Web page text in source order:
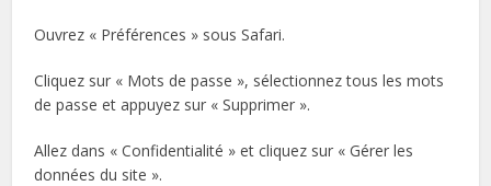
Ouvrez « Préférences » sous Safari.
Cliquez sur « Mots de passe », sélectionnez tous les mots
de passe et appuyez sur « Supprimer ».
Allez dans « Confidentialité » et cliquez sur « Gérer les
données du site ».